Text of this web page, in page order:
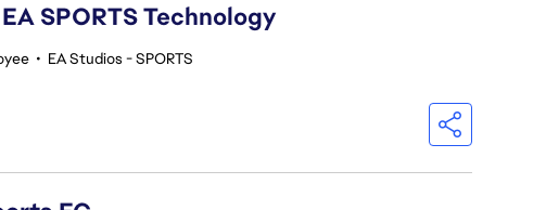
SPORTS Technology
• EA Studios - SPORTS